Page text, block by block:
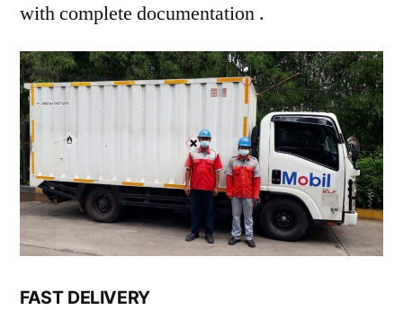
with complete documentation .
FAST DELIVERY